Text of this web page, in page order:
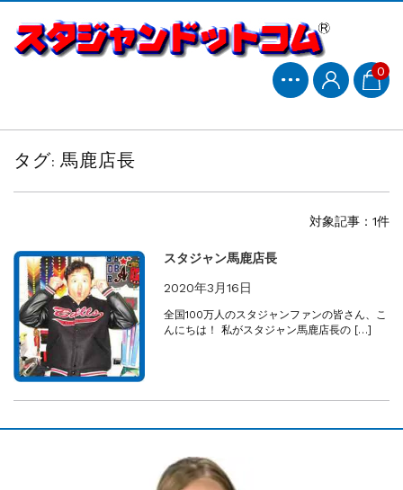
0
タグ:馬鹿店長
対象記事：1件
スタジャン馬鹿店長
2020年3月16日
全国100万人のスタジャンファンの皆さん、こ
んにちは！ 私がスタジャン馬鹿店長の […]